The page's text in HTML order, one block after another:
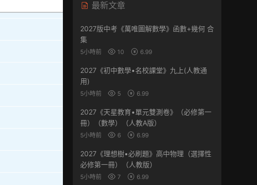
最新文章
2027版中考《萬唯圖解數學》函數+幾何 合
集
5小時前 10 6.99
2027《初中數學•名校課堂》九上(人教通
用)
5小時前 5 6.99
2027《天星教育•單元雙測卷》（必修第一
冊）（數學）（人教A版）
5小時前 6 6.99
2027《理想樹•必刷題》高中物理（選擇性
必修第一冊）（人教版）
5小時前 7 6.99